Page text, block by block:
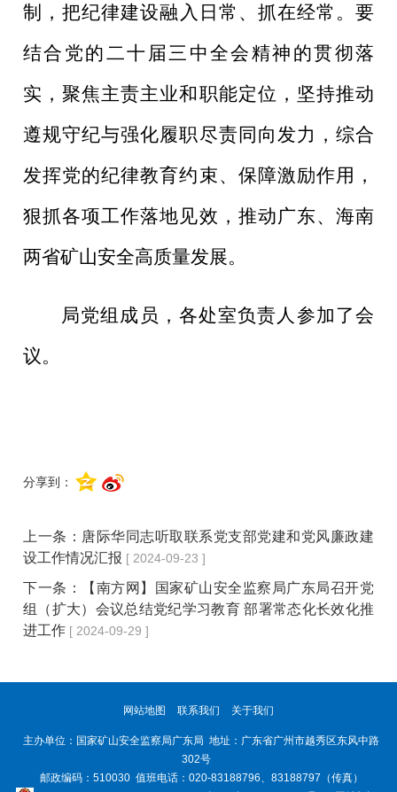
制
，把纪律建设融入日常、抓在经常。要
结合党的二十届三中全会精神的贯彻落
实，聚焦主责主业和职能定位，坚持推动
遵规守纪与强化履职尽责同向发力 ， 综合
发挥党的纪律教育约束、保障激励作用，
狠抓各项工作落地见效，推动广东、海南
两省矿山安全高质量发展。
局党组成员，各处室负责人参加了会
议。
分享到：
上一条： 唐际华同志听取联系党支部党建和党风廉政建
设工作情况汇报 [ 2024-09-23 ]
下一条：
【南方网】国家矿山安全监察局广东局召开党
组（扩大）会议总结党纪学习教育 部署常态化长效化推
进工作 [ 2024-09-29 ]
网站地图 联系我们 关于我们
主办单位：国家矿山安全监察局广东局 地址：广东省广州市越秀区东风中路
302号
邮政编码：510030 值班电话：020-83188796、83188797（传真）